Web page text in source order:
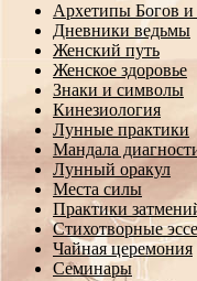
Архетипы Богов и
Дневники ведьмы
Женский путь
Женское здоровье
Знаки и символы
Кинезиология
Лунные практики
Мандала
Лунный оракул
Места силы
Практики
Стихотворные эссе
Чайная церемония
Семинары